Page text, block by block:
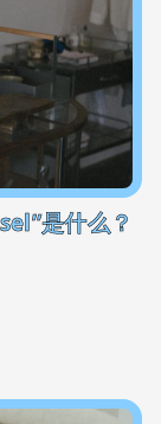
是什么？